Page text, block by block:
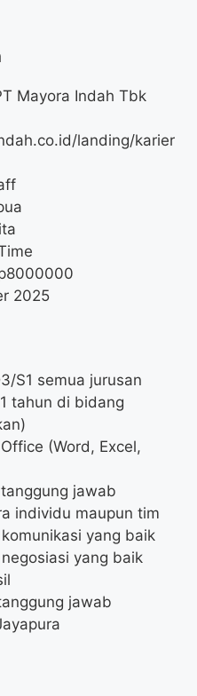
Mayora Indah Tbk
landing/karier
8000000
2025
S1 semua jurusan
tahun di bidang
(Word, Excel,
jawab
individu maupun tim
yang baik
yang baik
jawab